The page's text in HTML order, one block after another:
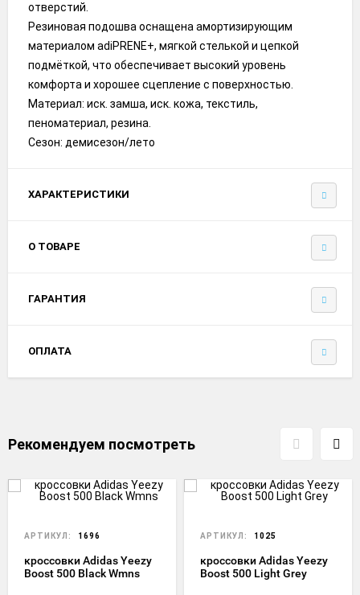
отверстий.
Резиновая подошва оснащена амортизирующим
материалом adiPRENE+, мягкой стелькой и цепкой
подмёткой, что обеспечивает высокий уровень
комфорта и хорошее сцепление с поверхностью.
Материал: иск. замша, иск. кожа, текстиль,
пеноматериал, резина.
Сезон: демисезон/лето
ХАРАКТЕРИСТИКИ
О ТОВАРЕ
ГАРАНТИЯ
ОПЛАТА
Рекомендуем посмотреть
АРТИКУЛ: 1696
кроссовки Adidas Yeezy
Boost 500 Black Wmns
АРТИКУЛ: 1025
кроссовки Adidas Yeezy
Boost 500 Light Grey